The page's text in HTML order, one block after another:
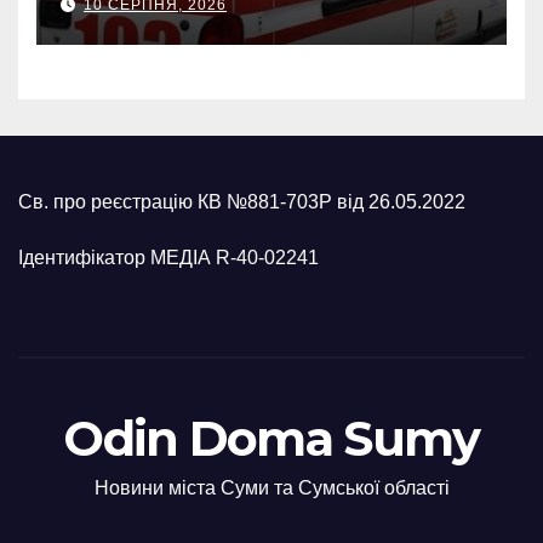
п’ятеро поранених
10 СЕРПНЯ, 2026
Св. про реєстрацію КВ №881-703Р від 26.05.2022
Ідентифікатор МЕДІА R-40-02241
Odin Doma Sumy
Новини міста Суми та Сумської області